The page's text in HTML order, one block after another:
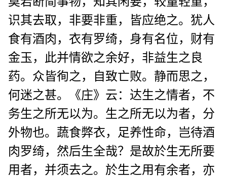
识其去取，非要非重，皆应绝之。犹人
食有酒肉，衣有罗绮，身有名位，财有
金玉，此并情欲之余好，非益生之良
药。众皆徇之，自致亡败。静而思之，
何迷之甚。《庄》云：达生之情者，不
务生之所无以为。生之所无以为者，分
外物也。蔬食弊衣，足养性命，岂待酒
肉罗绮，然后生全哉？是故於生无所要
用者，并须去之。於生之用有余者，亦